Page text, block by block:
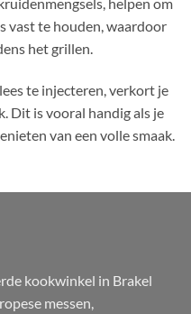
helpen om
vast te houden, waardoor
het grillen.
te injecteren, verkort je
Dit is vooral handig als je
van een volle smaak.
kookwinkel in Brakel
messen,